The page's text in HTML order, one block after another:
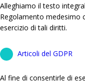
Alleghiamo il testo
Regolamento medesimo
esercizio di tali diritti.
Articoli del GDPR
Al fine di consentirle di